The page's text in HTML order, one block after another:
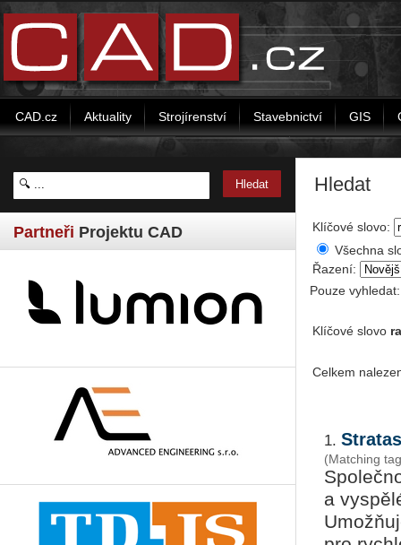
CAD.cz Aktuality Strojírenství Stavebnictví GIS
Partneři Projektu CAD
Hledat
Klíčové slovo:
Všechna
Řazení:
Pouze
Klíčové slovo
Celkem
1.
(Matching
a